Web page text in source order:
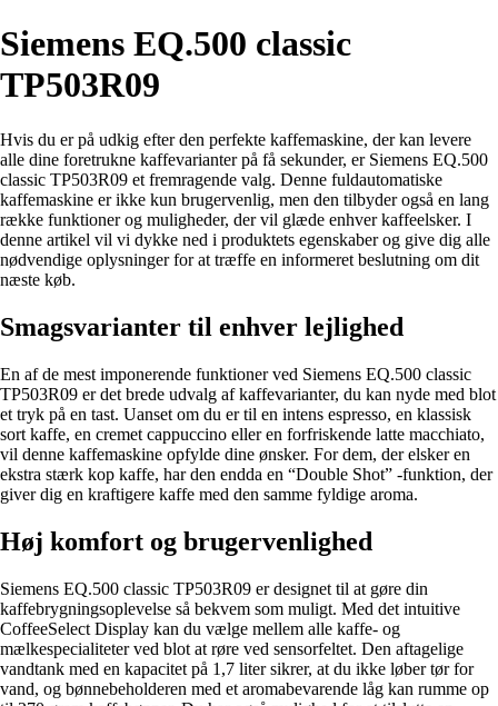
Siemens EQ.500 classic
TP503R09
Hvis du er på udkig efter den perfekte kaffemaskine, der kan levere
alle dine foretrukne kaffevarianter på få sekunder, er Siemens EQ.500
classic TP503R09 et fremragende valg. Denne fuldautomatiske
kaffemaskine er ikke kun brugervenlig, men den tilbyder også en lang
række funktioner og muligheder, der vil glæde enhver kaffeelsker. I
denne artikel vil vi dykke ned i produktets egenskaber og give dig alle
nødvendige oplysninger for at træffe en informeret beslutning om dit
næste køb.
Smagsvarianter til enhver lejlighed
En af de mest imponerende funktioner ved Siemens EQ.500 classic
TP503R09 er det brede udvalg af kaffevarianter, du kan nyde med blot
et tryk på en tast. Uanset om du er til en intens espresso, en klassisk
sort kaffe, en cremet cappuccino eller en forfriskende latte macchiato,
vil denne kaffemaskine opfylde dine ønsker. For dem, der elsker en
ekstra stærk kop kaffe, har den endda en “Double Shot” -funktion, der
giver dig en kraftigere kaffe med den samme fyldige aroma.
Høj komfort og brugervenlighed
Siemens EQ.500 classic TP503R09 er designet til at gøre din
kaffebrygningsoplevelse så bekvem som muligt. Med det intuitive
CoffeeSelect Display kan du vælge mellem alle kaffe- og
mælkespecialiteter ved blot at røre ved sensorfeltet. Den aftagelige
vandtank med en kapacitet på 1,7 liter sikrer, at du ikke løber tør for
vand, og bønnebeholderen med et aromabevarende låg kan rumme op